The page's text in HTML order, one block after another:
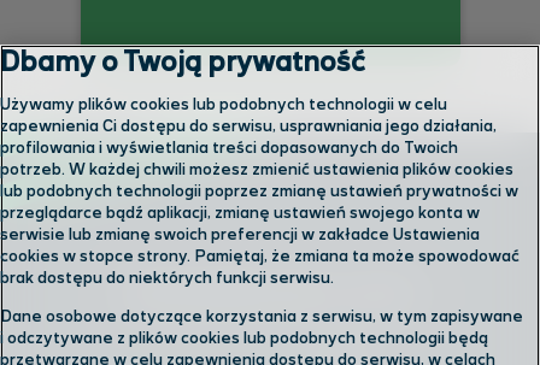
Skontaktuj się z nami
Dbamy o Twoją prywatność
Używamy plików cookies lub podobnych technologii w celu
zapewnienia Ci dostępu do serwisu, usprawniania jego działania,
profilowania i wyświetlania treści dopasowanych do Twoich
potrzeb. W każdej chwili możesz zmienić ustawienia plików cookies
lub podobnych technologii poprzez zmianę ustawień prywatności w
przeglądarce bądź aplikacji, zmianę ustawień swojego konta w
serwisie lub zmianę swoich preferencji w zakładce Ustawienia
cookies w stopce strony. Pamiętaj, że zmiana ta może spowodować
brak dostępu do niektórych funkcji serwisu.
Dane osobowe dotyczące korzystania z serwisu, w tym zapisywane
i odczytywane z plików cookies lub podobnych technologii będą
przetwarzane w celu zapewnienia dostępu do serwisu, w celach